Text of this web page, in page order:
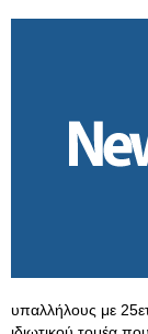
υπαλλήλους με